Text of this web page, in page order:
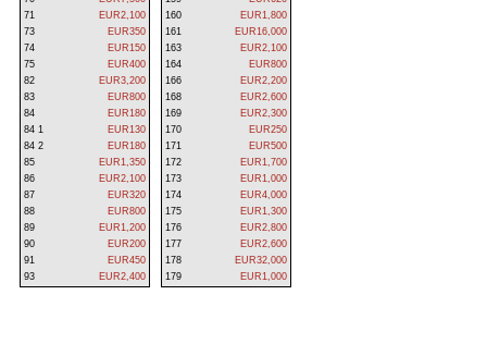
71
EUR2,100
73
EUR350
74
EUR150
75
EUR400
82
EUR3,200
83
EUR800
84
EUR180
84 1
EUR130
84 2
EUR180
85
EUR1,350
86
EUR2,100
87
EUR320
88
EUR800
89
EUR1,200
90
EUR200
91
EUR450
93
EUR2,400
160
EUR1,800
161
EUR16,000
163
EUR2,100
164
EUR800
166
EUR2,200
168
EUR2,600
169
EUR2,300
170
EUR250
171
EUR500
172
EUR1,700
173
EUR1,000
174
EUR4,000
175
EUR1,300
176
EUR2,800
177
EUR2,600
178
EUR32,000
179
EUR1,000